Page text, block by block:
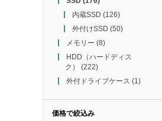
内蔵SSD (126)
外付けSSD (50)
メモリー (8)
HDD（ハードディス
ク）
(222)
外付ドライブケース (1)
価格で絞込み